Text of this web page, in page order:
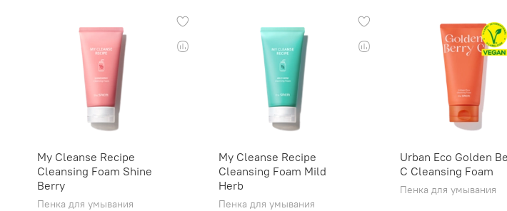
My Cleanse Recipe
Cleansing Foam Shine
Berry
Пенка для умывания
My Cleanse Recipe
Cleansing Foam Mild
Herb
Пенка для умывания
Urban Eco Golden
C Cleansing Foam
Пенка для умывания